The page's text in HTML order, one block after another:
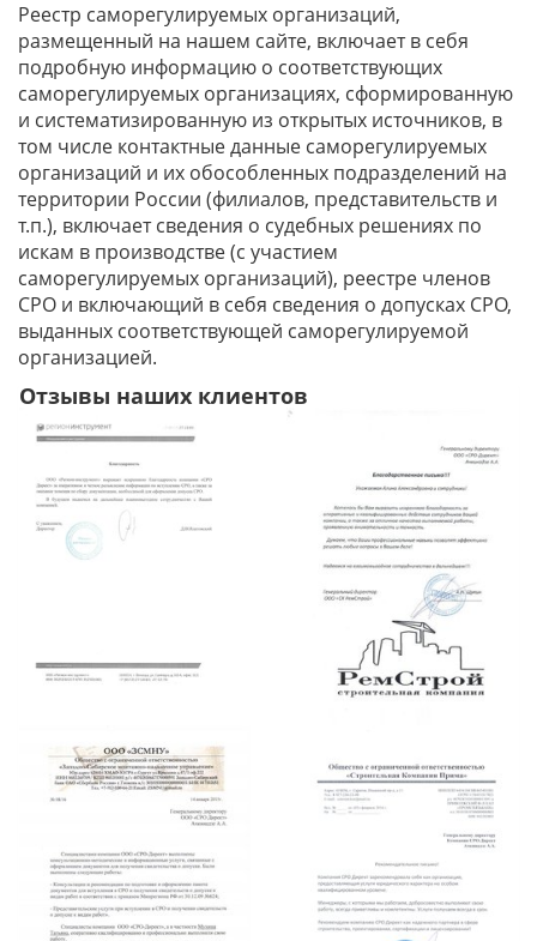
Реестр саморегулируемых организаций,
размещенный на нашем сайте, включает в себя
подробную информацию о соответствующих
саморегулируемых организациях, сформированную
и систематизированную из открытых источников, в
том числе контактные данные саморегулируемых
организаций и их обособленных подразделений на
территории России (филиалов, представительств и
т.п.), включает сведения о судебных решениях по
искам в производстве (с участием
саморегулируемых организаций), реестре членов
СРО и включающий в себя сведения о допусках СРО,
выданных соответствующей саморегулируемой
организацией.
Отзывы наших клиентов